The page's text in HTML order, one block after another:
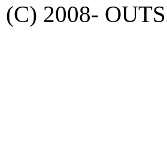
(C) 2008-